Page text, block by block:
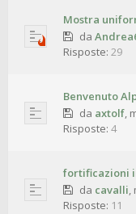
Mostra
da
Risposte: 29
Benvenuto
da axtolf,
Risposte: 4
fortificazioni
da cavalli,
Risposte: 11